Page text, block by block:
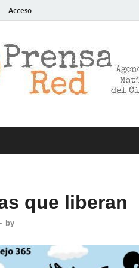
Acceso
que liberan
- by